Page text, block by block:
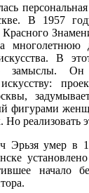
В 1957 году
многолетнюю
искусства. В
замыслы.
фигурами
реализовать
Эрьзя умер в
начало